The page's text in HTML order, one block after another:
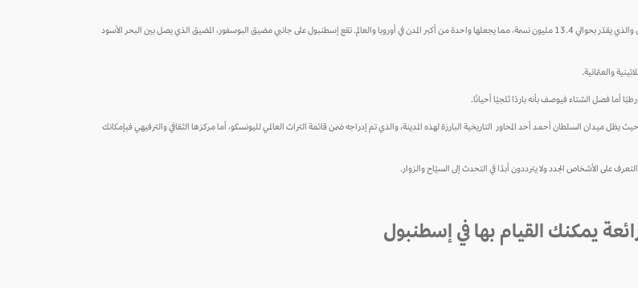
إسطنبول هي عاصمة تركيا ومركزها الثقافي والاقتصادي، وتعتبر سابع أكبر مدينة في العالم من حيث عدد السكان والذي يقدّر بحوالي 13.4 مليون نسمة، مما يجعلها واحدة من أكبر المدن في أوروبا والعالم. تقع إسطنبول على جانبي مضيق البوسفور، المضيق الذي يصل بين البحر الأسود
والعثمانية.
أما فصل الشتاء فيوصف بأنه باردًا ثلجيًا أحيانًا.
في العالم. حيث يظل ميدان السلطان أحمد أحد المحاور التاريخية البارزة لهذه المدينة، والذي تم إدراجه ضمن قائمة التراث العالمي لليونسكو، أما مركزها الثقافي والترفيهي فبإمكانك
على الأشخاص الجدد ولا يترددون أبدًا في التحدث إلى السيّاح والزوار.
يمكنك القيام بها في إسطنبول